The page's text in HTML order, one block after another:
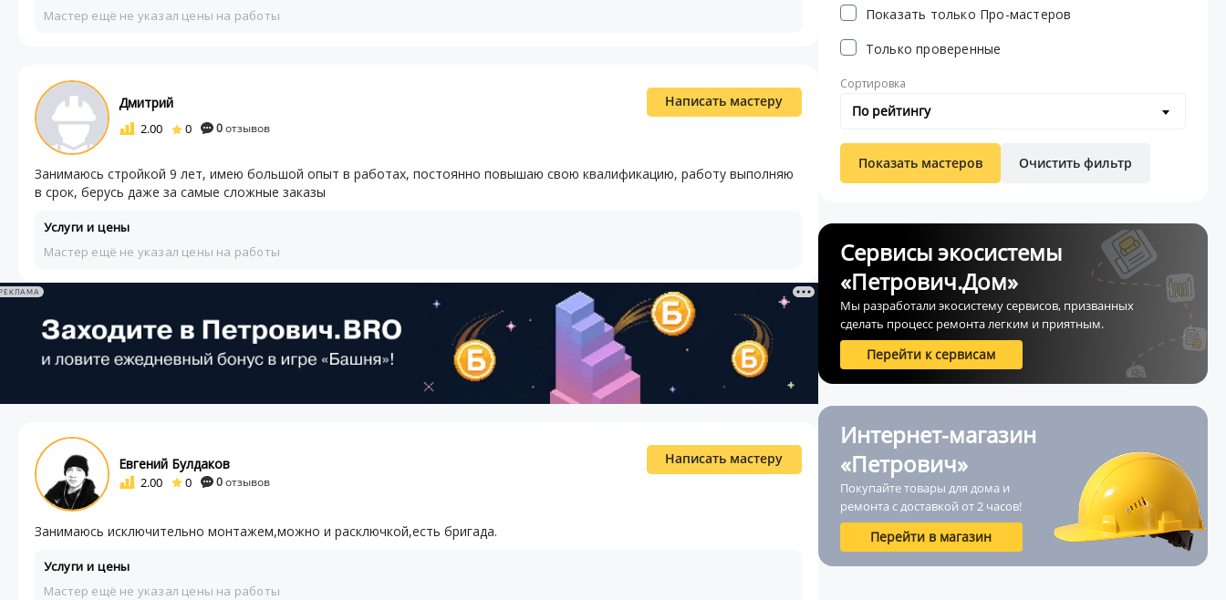
Мастер ещё не указал цены на работы
Дмитрий
2.00 0 0отзывов
Написать мастеру
Занимаюсь стройкой 9 лет, имею большой опыт в работах, постоянно повышаю свою квалификацию, работу выполняю
в срок, берусь даже за самые сложные заказы
Услуги и цены
Мастер ещё не указал цены на работы
Евгений Булдаков
2.00 0 0отзывов
Написать мастеру
Занимаюсь исключительно монтажем,можно и расключкой,есть бригада.
Услуги и цены
Мастер ещё не указал цены на работы
Показать только Про-мастеров
Только проверенные
Сортировка
По рейтингу
Показать мастеров Очистить фильтр
Сервисы экосистемы
«Петрович.Дом»
Мы разработали экосистему сервисов, призванных
сделать процесс ремонта легким и приятным.
Перейти к сервисам
Интернет-магазин
«Петрович»
Покупайте товары для дома и
ремонта с доставкой от 2 часов!
Перейти в магазин